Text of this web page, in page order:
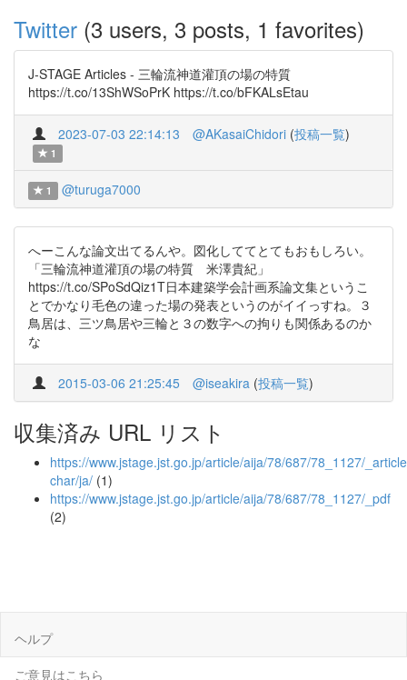
Twitter (3 users, 3 posts, 1 favorites)
J-STAGE Articles - 三輪流神道灌頂の場の特質
https://t.co/13ShWSoPrK https://t.co/bFKALsEtau
2023-07-03 22:14:13 @AKasaiChidori (投稿一覧)
1
1 @turuga7000
へーこんな論文出てるんや。図化しててとてもおもしろい。
「三輪流神道灌頂の場の特質 米澤貴紀」
https://t.co/SPoSdQiz1T日本建築学会計画系論文集というこ
とでかなり毛色の違った場の発表というのがイイっすね。３
鳥居は、三ツ鳥居や三輪と３の数字への拘りも関係あるのか
な
2015-03-06 21:25:45 @iseakira (投稿一覧)
収集済み URL リスト
https://www.jstage.jst.go.jp/article/aija/78/687/78_1127/
char/ja/ (1)
https://www.jstage.jst.go.jp/article/aija/78/687/78_1127/_pdf
(2)
ヘルプ
ご意見はこちら